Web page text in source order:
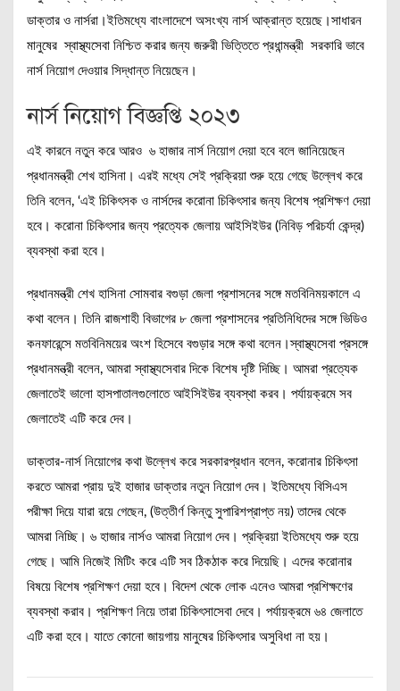
ডাক্তার ও নার্সরা।ইতিমধ্যে বাংলাদেশে অসংখ্য নার্স আক্রান্ত হয়েছে।সাধারন
মানুষের স্বাস্থ্যসেবা নিশ্চিত করার জন্য জরুরী ভিত্তিতে প্রধান্মন্ত্রী সরকারি ভাবে
নার্স নিয়োগ দেওয়ার সিদ্ধান্ত নিয়েছেন।
নার্স নিয়োগ বিজ্ঞপ্তি ২০২৩
এই কারনে নতুন করে আরও ৬ হাজার নার্স নিয়োগ দেয়া হবে বলে জানিয়েছেন
প্রধানমন্ত্রী শেখ হাসিনা। এরই মধ্যে সেই প্রক্রিয়া শুরু হয়ে গেছে উল্লেখ করে
তিনি বলেন, ‘এই চিকিৎসক ও নার্সদের করোনা চিকিৎসার জন্য বিশেষ প্রশিক্ষণ দেয়া
হবে। করোনা চিকিৎসার জন্য প্রত্যেক জেলায় আইসিইউর (নিবিড় পরিচর্যা কেন্দ্র)
ব্যবস্থা করা হবে।
প্রধানমন্ত্রী শেখ হাসিনা সোমবার বগুড়া জেলা প্রশাসনের সঙ্গে মতবিনিময়কালে এ
কথা বলেন। তিনি রাজশাহী বিভাগের ৮ জেলা প্রশাসনের প্রতিনিধিদের সঙ্গে ভিডিও
কনফারেন্সে মতবিনিময়ের অংশ হিসেবে বগুড়ার সঙ্গে কথা বলেন।স্বাস্থ্যসেবা প্রসঙ্গে
প্রধানমন্ত্রী বলেন, আমরা স্বাস্থ্যসেবার দিকে বিশেষ দৃষ্টি দিচ্ছি। আমরা প্রত্যেক
জেলাতেই ভালো হাসপাতালগুলোতে আইসিইউর ব্যবস্থা করব। পর্যায়ক্রমে সব
জেলাতেই এটি করে দেব।
ডাক্তার-নার্স নিয়োগের কথা উল্লেখ করে সরকারপ্রধান বলেন, করোনার চিকিৎসা
করতে আমরা প্রায় দুই হাজার ডাক্তার নতুন নিয়োগ দেব। ইতিমধ্যে বিসিএস
পরীক্ষা দিয়ে যারা রয়ে গেছেন, (উত্তীর্ণ কিন্তু সুপারিশপ্রাপ্ত নয়) তাদের থেকে
আমরা নিচ্ছি। ৬ হাজার নার্সও আমরা নিয়োগ দেব। প্রক্রিয়া ইতিমধ্যে শুরু হয়ে
গেছে। আমি নিজেই মিটিং করে এটি সব ঠিকঠাক করে দিয়েছি। এদের করোনার
বিষয়ে বিশেষ প্রশিক্ষণ দেয়া হবে। বিদেশ থেকে লোক এনেও আমরা প্রশিক্ষণের
ব্যবস্থা করাব। প্রশিক্ষণ নিয়ে তারা চিকিৎসাসেবা দেবে। পর্যায়ক্রমে ৬৪ জেলাতে
এটি করা হবে। যাতে কোনো জায়গায় মানুষের চিকিৎসার অসুবিধা না হয়।